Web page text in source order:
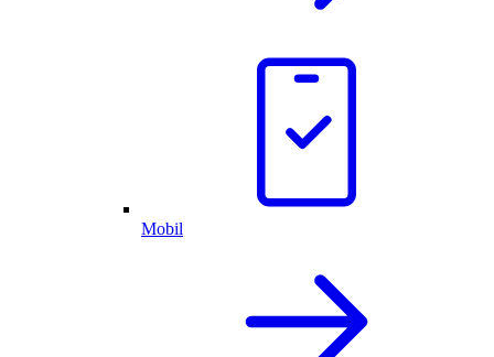
Mobil